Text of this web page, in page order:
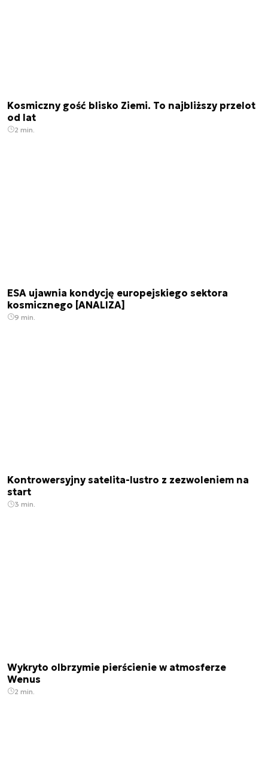
Kosmiczny gość blisko Ziemi. To najbliższy przelot
od lat
2 min.
ESA ujawnia kondycję europejskiego sektora
kosmicznego [ANALIZA]
9 min.
Kontrowersyjny satelita-lustro z zezwoleniem na
start
3 min.
Wykryto olbrzymie pierścienie w atmosferze
Wenus
2 min.